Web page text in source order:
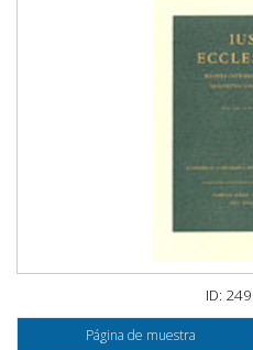
ID:
Página de muestra